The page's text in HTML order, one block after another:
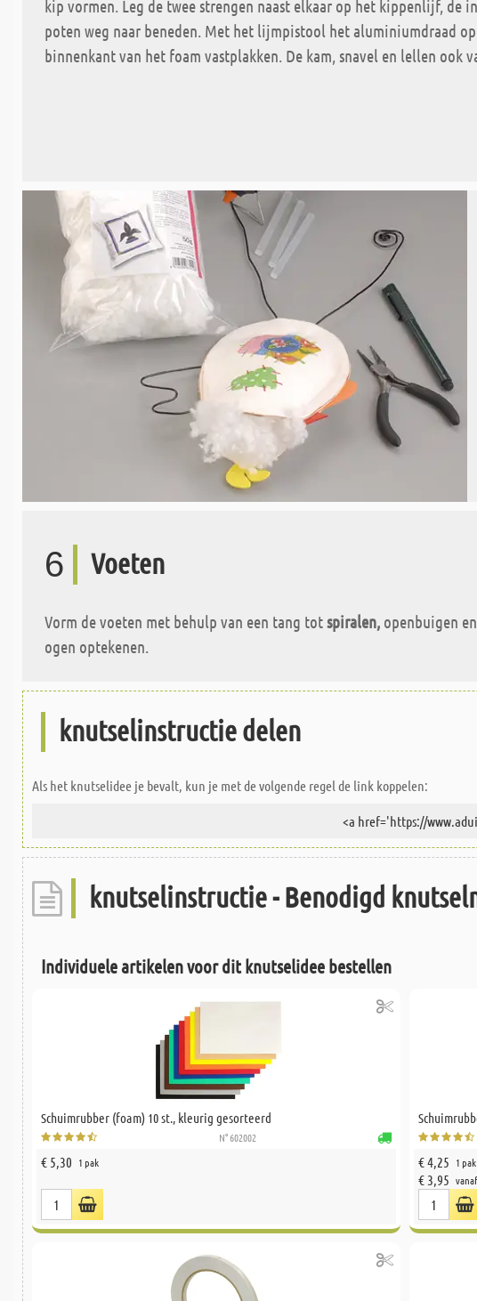
kip vormen. Leg de twee strengen naast elkaar op het kippenlijf, de
poten weg naar beneden. Met het lijmpistool het aluminiumdraad
binnenkant van het foam vastplakken. De kam, snavel en lellen ook
6 Voeten
Vorm de voeten met behulp van een tang totspiralen, openbuigen
ogen optekenen.
knutselinstructie delen
Als het knutselidee je bevalt, kun je met de volgende regel de link koppelen:
knutselinstructie - Benodigd
Individuele artikelen voor dit knutselidee bestellen
Schuimrubber (foam) 10 st., kleurig gesorteerd
N° 602002
€ 5,30 1 pak € 4,25 1 pak
€ 3,95